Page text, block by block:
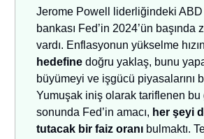
Jerome Powell liderliğindeki ABD
bankası Fed’in 2024’ün başında
vardı. Enflasyonun yükselme
hedefine doğru yaklaş, bunu
büyümeyi ve işgücü piyasalarını
Yumuşak iniş olarak tariflenen bu
sonunda Fed’in amacı, her şeyi
tutacak bir faiz oranı bulmaktı.